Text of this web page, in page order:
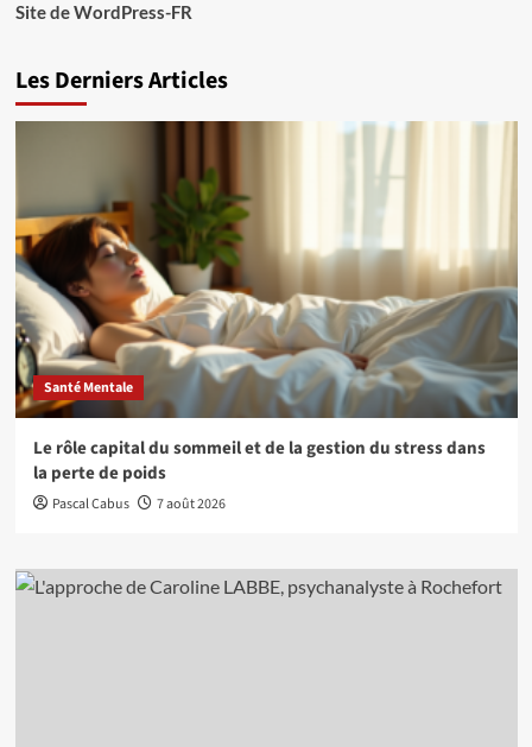
Site de WordPress-FR
Les Derniers Articles
Santé Mentale
Le rôle capital du sommeil et de la gestion du stress dans
la perte de poids
Pascal Cabus 7 août 2026